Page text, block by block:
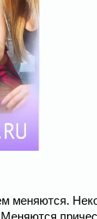
меняются.